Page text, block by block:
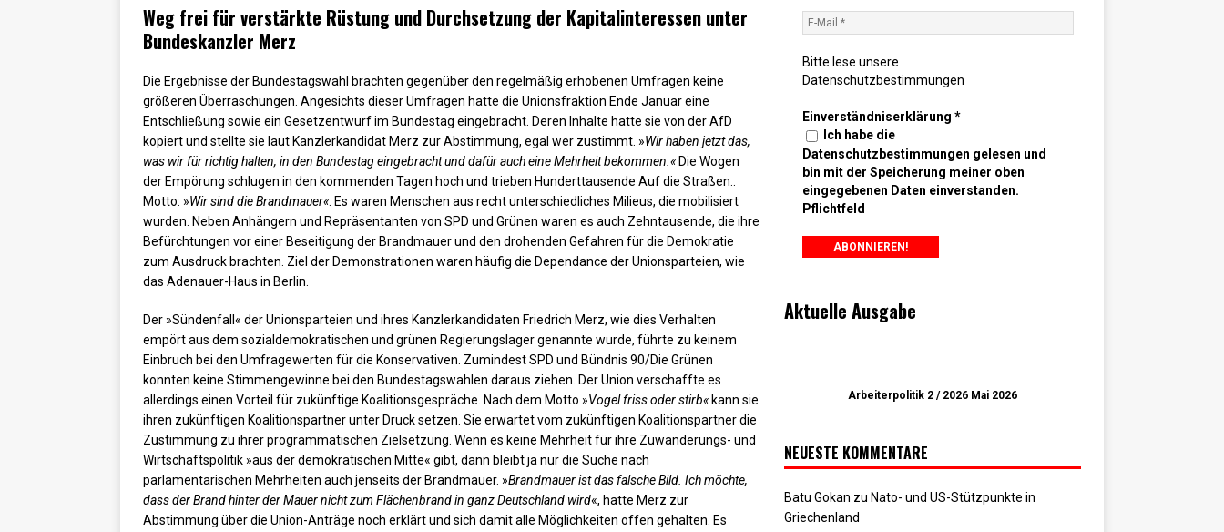
Weg frei für verstärkte Rüstung und Durchsetzung der Kapitalinteressen unter
Bundeskanzler Merz
Die Ergebnisse der Bundestagswahl brachten gegenüber den regelmäßig erhobenen Umfragen keine
größeren Überraschungen. Angesichts dieser Umfragen hatte die Unionsfraktion Ende Januar eine
Entschließung sowie ein Gesetzentwurf im Bundestag eingebracht. Deren Inhalte hatte sie von der AfD
kopiert und stellte sie laut Kanzlerkandidat Merz zur Abstimmung, egal wer zustimmt. »Wir haben jetzt das,
was wir für richtig halten, in den Bundestag eingebracht und dafür auch eine Mehrheit bekommen.« Die Wogen
der Empörung schlugen in den kommenden Tagen hoch und trieben Hunderttausende Auf die Straßen..
Motto: »Wir sind die Brandmauer« . Es waren Menschen aus recht unterschiedliches Milieus, die mobilisiert
wurden. Neben Anhängern und Repräsentanten von SPD und Grünen waren es auch Zehntausende, die ihre
Befürchtungen vor einer Beseitigung der Brandmauer und den drohenden Gefahren für die Demokratie
zum Ausdruck brachten. Ziel der Demonstrationen waren häufig die Dependance der Unionsparteien, wie
das Adenauer-Haus in Berlin.
Der »Sündenfall« der Unionsparteien und ihres Kanzlerkandidaten Friedrich Merz, wie dies Verhalten
empört aus dem sozialdemokratischen und grünen Regierungslager genannte wurde, führte zu keinem
Einbruch bei den Umfragewerten für die Konservativen. Zumindest SPD und Bündnis 90/Die Grünen
konnten keine Stimmengewinne bei den Bundestagswahlen daraus ziehen. Der Union verschaffte es
allerdings einen Vorteil für zukünftige Koalitionsgespräche. Nach dem Motto »Vogel friss oder stirb« kann sie
ihren zukünftigen Koalitionspartner unter Druck setzen. Sie erwartet vom zukünftigen Koalitionspartner die
Zustimmung zu ihrer programmatischen Zielsetzung. Wenn es keine Mehrheit für ihre Zuwanderungs- und
Wirtschaftspolitik »aus der demokratischen Mitte« gibt, dann bleibt ja nur die Suche nach
parlamentarischen Mehrheiten auch jenseits der Brandmauer. »Brandmauer ist das falsche Bild. Ich möchte,
dass der Brand hinter der Mauer nicht zum Flächenbrand in ganz Deutschland wird«, hatte Merz zur
Abstimmung über die Union-Anträge noch erklärt und sich damit alle Möglichkeiten offen gehalten. Es
Bitte lese unsere
Datenschutzbestimmungen
Einverständniserklärung *
Ich habe die
Datenschutzbestimmungen gelesen und
bin mit der Speicherung meiner oben
eingegebenen Daten einverstanden.
Pflichtfeld
Aktuelle Ausgabe
Arbeiterpolitik 2 / 2026 Mai 2026
NEUESTE KOMMENTARE
Batu Gokan zu Nato- und US-Stützpunkte in
Griechenland